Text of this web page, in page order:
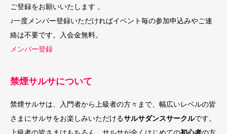
ご登録をお願いいたします 。
♪一度メンバー登録いただければイベント毎の参加申込みやご連
絡は不要です。入会金無料。
メンバー登録
禁煙サルサについて
禁煙サルサは、入門者から上級者の方々まで、幅広いレベルの皆
さまにサルサをお楽しみいただけるサルサダンスサークルです。
上級者の皆さまはもちろん、サルサが全くはじめての初心者の方